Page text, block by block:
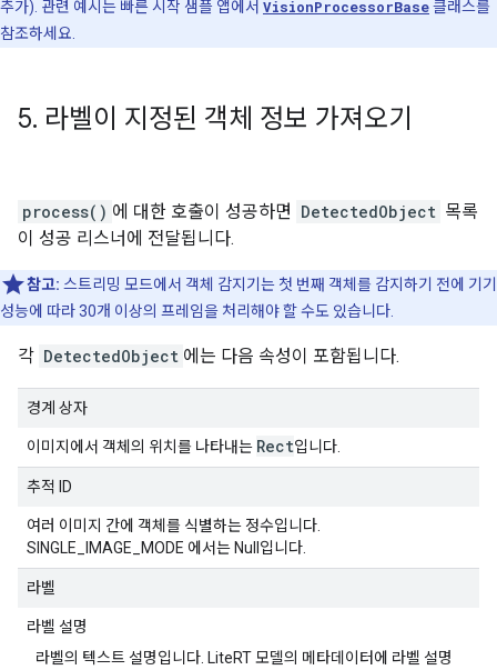
추가). 관련 예시는 빠른 시작 샘플 앱에서 VisionProcessorBase클래스를
참조하세요.
5. 라벨이 지정된 객체 정보 가져오기
process() 에 대한 호출이 성공하면 DetectedObject 목록
이 성공 리스너에 전달됩니다.
참고: 스트리밍 모드에서 객체 감지기는 첫 번째 객체를 감지하기 전에 기기
성능에 따라 30개 이상의 프레임을 처리해야 할 수도 있습니다.
각 DetectedObject 에는 다음 속성이 포함됩니다.
경계 상자
이미지에서 객체의 위치를 나타내는 Rect입니다.
추적 ID
여러 이미지 간에 객체를 식별하는 정수입니다.
SINGLE_IMAGE_MODE 에서는 Null입니다.
라벨
라벨 설명
라벨의 텍스트 설명입니다. LiteRT 모델의 메타데이터에 라벨 설명